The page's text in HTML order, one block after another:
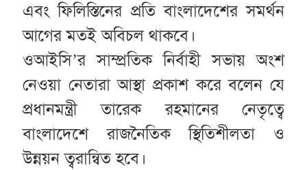
এবং ফিলিস্তিনের প্রতি বাংলাদেশের সমর্থন
আগের মতই অবিচল থাকবে।
ওআইসি’র সাম্প্রতিক নির্বাহী সভায় অংশ
নেওয়া নেতারা আস্থা প্রকাশ করে বলেন যে
প্রধানমন্ত্রী তারেক রহমানের নেতৃত্বে
বাংলাদেশে রাজনৈতিক স্থিতিশীলতা ও
উন্নয়ন ত্বরান্বিত হবে।